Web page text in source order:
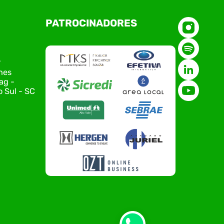
O Polo ACATE-ACIRS, por meio do NIAVI – Núcleo
de Tecnologia da Informação do Alto Vale do
Conexão Tech NIAVI, reunindo empresas de
tecnologia da região para uma noite de
conteúdo estratégico e
de novas iniciativas para o setor.
encontro aconteceu em Rio…
-
Sul - SC
PATROCINADORES